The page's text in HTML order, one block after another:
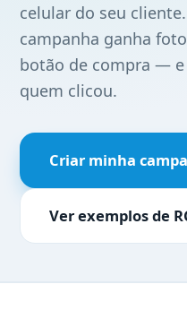
celular do seu
campanha ganha
botão de compra —
quem clicou.
Criar minha
Ver exemplos de